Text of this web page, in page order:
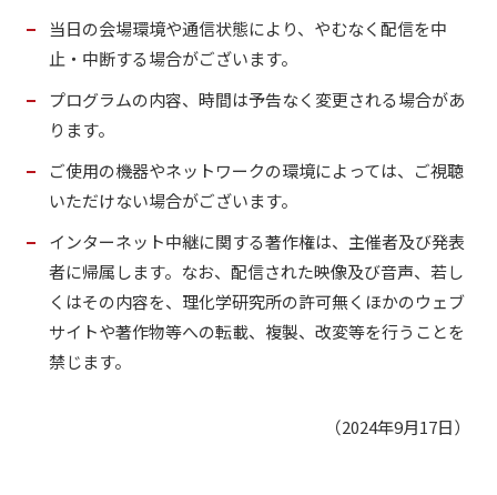
当日の会場環境や通信状態により、やむなく配信を中
止・中断する場合がございます。
プログラムの内容、時間は予告なく変更される場合があ
ります。
ご使用の機器やネットワークの環境によっては、ご視聴
いただけない場合がございます。
インターネット中継に関する著作権は、主催者及び発表
者に帰属します。なお、配信された映像及び音声、若し
くはその内容を、理化学研究所の許可無くほかのウェブ
サイトや著作物等への転載、複製、改変等を行うことを
禁じます。
（2024年9月17日）